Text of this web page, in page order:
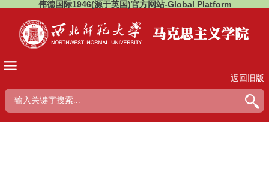
伟德国际1946(源于英国)官方网站-Global Platform
返回旧版